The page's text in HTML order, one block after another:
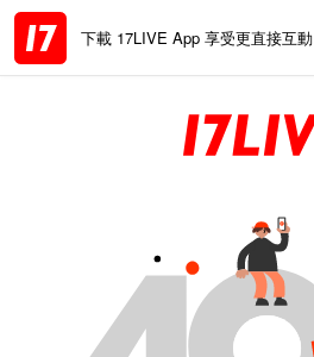
下載 17LIVE App 享受更直接互動